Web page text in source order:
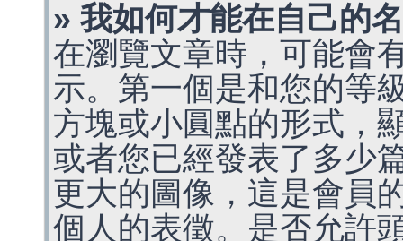
» 我如何才能在自己的
在瀏覽文章時，可能會
示。第一個是和您的等
方塊或小圓點的形式，
或者您已經發表了多少
更大的圖像，這是會員
個人的表徵。是否允許